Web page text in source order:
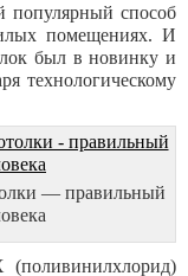
способ
помещениях. И
был в новинку и
технологическому
— правильный